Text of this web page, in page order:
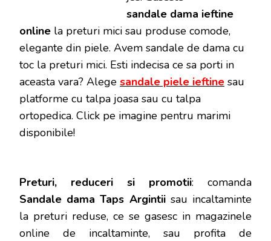
sandale dama ieftine
online la preturi mici sau produse comode,
elegante din piele. Avem sandale de dama cu
toc la preturi mici. Esti indecisa ce sa porti in
aceasta vara? Alege sandale piele ieftine sau
platforme cu talpa joasa sau cu talpa
ortopedica. Click pe imagine pentru marimi
disponibile!
Preturi, reduceri si promotii: comanda
Sandale dama Taps Argintiisau incaltaminte
la preturi reduse, ce se gasesc in magazinele
online de incaltaminte, sau profita de